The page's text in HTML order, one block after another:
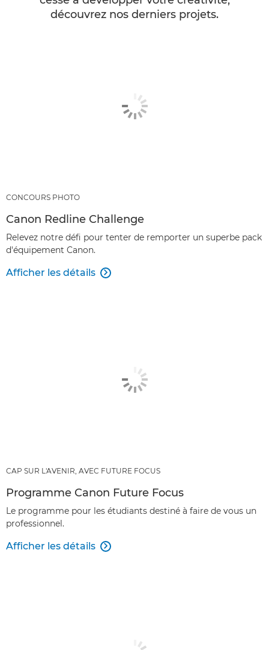
découvrez nos derniers projets.
CONCOURS PHOTO
Canon Redline Challenge
Relevez notre défi pour tenter de remporter un superbe pack
d'équipement Canon.
Afficher les détails 
CAP SUR L'AVENIR, AVEC FUTURE FOCUS
Programme Canon Future Focus
Le programme pour les étudiants destiné à faire de vous un
professionnel.
Afficher les détails 